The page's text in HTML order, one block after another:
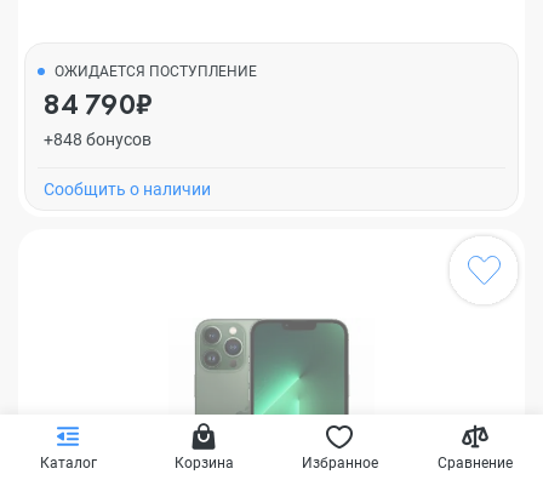
Каталог Корзина Избранное Сравнение
ОЖИДАЕТСЯ ПОСТУПЛЕНИЕ
84 790₽
+848 бонусов
Cообщить о наличии